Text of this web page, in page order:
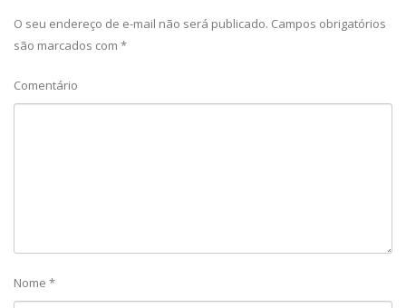
O seu endereço de e-mail não será publicado. Campos obrigatórios
são marcados com *
Comentário
Nome *